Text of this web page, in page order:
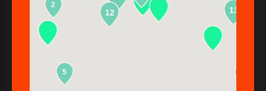
13
2
5
12